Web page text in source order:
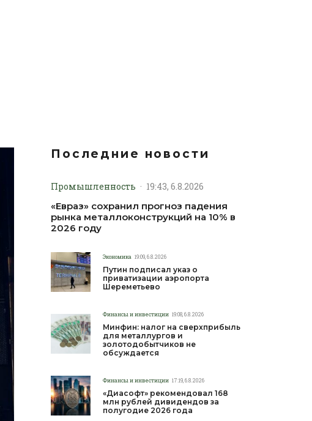
Последние новости
Промышленность · 19:43, 6.8.2026
«Евраз» сохранил прогноз падения
рынка металлоконструкций на 10% в
2026 году
Экономика 19:09, 6.8.2026
Путин подписал указ о
приватизации аэропорта
Шереметьево
Финансы и инвестиции 19:08, 6.8.2026
Минфин: налог на сверхприбыль
для металлургов и
золотодобытчиков не
обсуждается
Финансы и инвестиции 17:19, 6.8.2026
«Диасофт» рекомендовал 168
млн рублей дивидендов за
полугодие 2026 года